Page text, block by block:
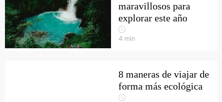
maravillosos para
explorar este año
4 min
8 maneras de viajar de
forma más ecológica